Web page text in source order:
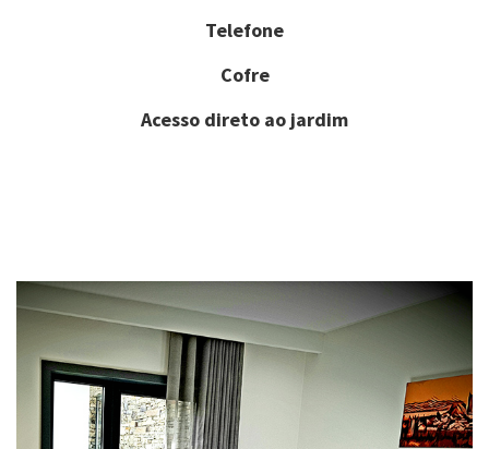
Telefone
Cofre
Acesso direto ao jardim